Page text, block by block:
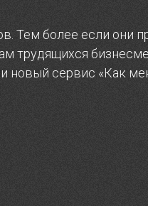
Тем более если они
трудящихся
новый сервис «Как